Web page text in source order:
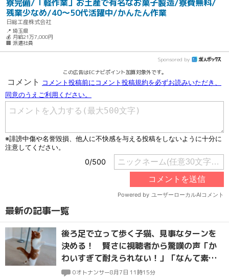
寮完備/「軽作業」お土産で有名なお菓子製造/寮費無料/
残業少なめ/40～50代活躍中/かんたん作業
日総工産株式会社
📍 埼玉県
💰 月給21万7,000円
🏢 派遣社員
Sponsored by
この広告はECナビポイント加算対象外です。
最新の記事一覧
後ろ足で立って歩く子猫、見事なターンを
決める！ 賢さに視聴者から驚嘆の声「か
わいすぎて耐えられない！」「なんて素晴
らしい」
0オトナンサー8月7日 11時15分